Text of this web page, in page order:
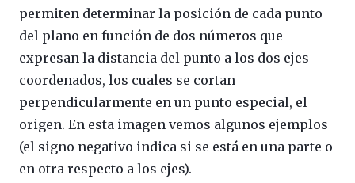
permiten determinar la posición de cada punto
del plano en función de dos números que
expresan la distancia del punto a los dos ejes
coordenados, los cuales se cortan
perpendicularmente en un punto especial, el
origen. En esta imagen vemos algunos ejemplos
(el signo negativo indica si se está en una parte o
en otra respecto a los ejes).